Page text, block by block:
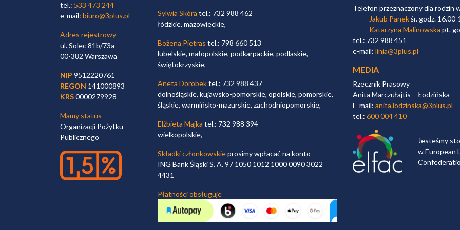
tel.: 533 473 244
e-mail: biuro@3plus.pl
Adres rejestrowy
ul. Solec 81b/73a
00-382 Warszawa
NIP 9512220761
REGON 141000893
KRS0000279928
Mamy status
Organizacji Pożytku
Publicznego
Sylwia Skóra tel.: 732 988 462
łódzkie, mazowieckie,
Bożena Pietras tel.: 798 660 513
lubelskie, małopolskie, podkarpackie, podlaskie,
świętokrzyskie,
Aneta Dorobektel.: 732 988 437
dolnośląskie, kujawsko-pomorskie, opolskie, pomorskie,
śląskie, warmińsko-mazurskie, zachodniopomorskie,
Elżbieta Majka tel.: 732 988 394
wielkopolskie,
Składki członkowskieprosimy wpłacać na konto
ING Bank Śląski S. A. 97 1050 1012 1000 0090 3022
4431
Płatności obsługuje
Telefon przeznaczony dla rodzin
Jakub Panekśr. godz. 16.00-
Katarzyna Malinowska pt.
tel.: 732 988 451
e-mail: linia@3plus.pl
MEDIA
Rzecznik Prasowy
Anita Marczułajtis – Łodzińska
E-mail: anita.lodzinska@3plus.pl
tel.: 600 004 410
Jesteśmy
w European